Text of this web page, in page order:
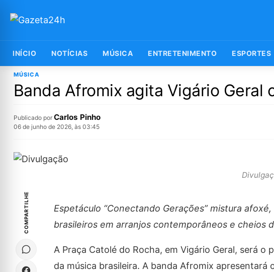
INÍCIO NOTÍCIAS MÚSICA ENTRETENIMENTO ESPORTES
MÚSICA
Banda Afromix agita Vigário Geral
Publicado por Carlos Pinho
06 de junho de 2026, às 03:45
COMPARTILHE
Espetáculo “Conectando Gerações” mistura
brasileiros em arranjos contemporâneos e cheios
A Praça Catolé do Rocha, em Vigário Geral, será o
da música brasileira. A banda Afromix apresentará